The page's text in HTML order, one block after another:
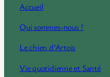
Accueil
Qui sommes-nous ?
Le chien d’Artois
Vie quotidienne et Santé